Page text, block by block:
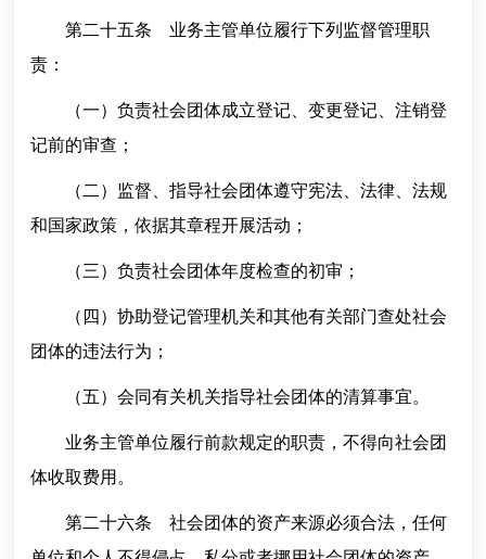
第二十五条 业务主管单位履行下列监督管理职
责：
（一）负责社会团体成立登记、变更登记、注销登
记前的审查；
（二）监督、指导社会团体遵守宪法、法律、法规
和国家政策，依据其章程开展活动；
（三）负责社会团体年度检查的初审；
（四）协助登记管理机关和其他有关部门查处社会
团体的违法行为；
（五）会同有关机关指导社会团体的清算事宜。
业务主管单位履行前款规定的职责，不得向社会团
体收取费用。
第二十六条 社会团体的资产来源必须合法，任何